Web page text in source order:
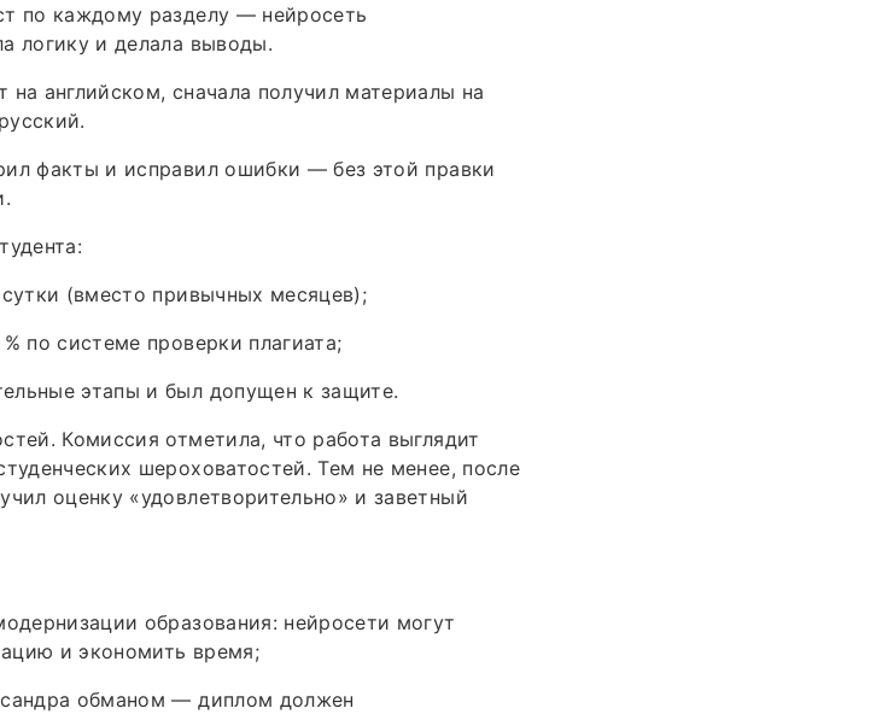
по каждому разделу — нейросеть
логику и делала выводы.
на английском, сначала получил материалы на
факты и исправил ошибки — без этой правки
(вместо привычных месяцев);
по системе проверки плагиата;
этапы и был допущен к защите.
Комиссия отметила, что работа выглядит
шероховатостей. Тем не менее, после
оценку «удовлетворительно» и заветный
образования: нейросети могут
и экономить время;
обманом — диплом должен